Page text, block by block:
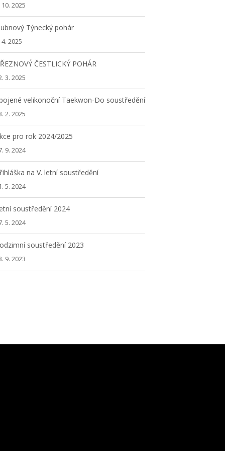
10. 2025
Týnecký pohár
4. 2025
ČESTLICKÝ POHÁR
3. 2025
velikonoční Taekwon-Do soustředění
2. 2025
pro rok 2024/2025
9. 2024
na V. letní soustředění
5. 2024
soustředění 2024
5. 2024
soustředění 2023
9. 2023